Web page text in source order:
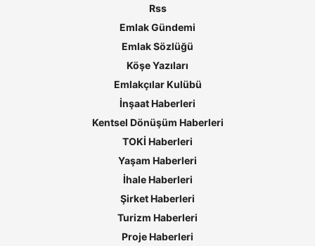
Rss
Emlak Gündemi
Emlak Sözlüğü
Köşe Yazıları
Emlakçılar Kulübü
İnşaat Haberleri
Kentsel Dönüşüm Haberleri
TOKİ Haberleri
Yaşam Haberleri
İhale Haberleri
Şirket Haberleri
Turizm Haberleri
Proje Haberleri